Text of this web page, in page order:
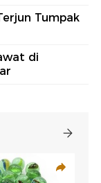
Tumpak
di